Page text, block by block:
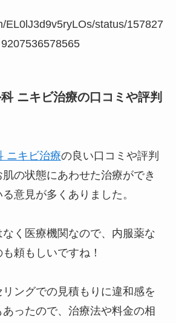
EL0lJ3d9v5ryLOs/status/157827
9207536578565
ニキビ治療の口コミや評判
ニキビ治療の良い口コミや評判
の状態にあわせた治療ができ
意見が多くありました。
く医療機関なので、内服薬な
頼もしいですね！
ングでの見積もりに違和感を
ったので、治療法や料金の相